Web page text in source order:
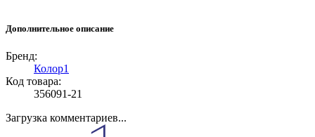
Дополнительное описание
Бренд:
Колор1
Код товара:
356091-21
Загрузка комментариев...